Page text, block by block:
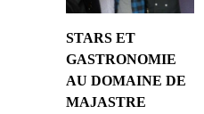
STARS ET
GASTRONOMIE
AU DOMAINE DE
MAJASTRE